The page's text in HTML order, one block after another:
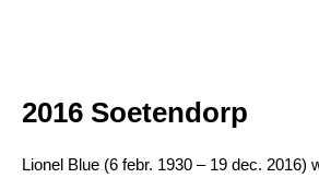
2016 Soetendorp
Lionel Blue (6 febr. 1930 – 19 dec. 2016)